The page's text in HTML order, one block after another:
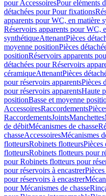
pour AccessoiresPour eléments
détachées pour Pour fixations
apparents pour WC, en matière
Réservoirs apparents pour WC,
synthétiqueAttenantPièces
moyenne positionPièces
positionRéservoirs apparents
détachées pour Réservoirs
céramiqueAttenantPièces
pour réservoirs apparentsPièces
pour réservoirs apparentsHaute
positionBasse et moyenne
AccessoiresRaccordements
RaccordementsJointsManchettes
de débitMécanismes de chasse
chasseAccessoiresMécanismes
flotteursRobinets flotteursPièces
flotteursRobinets flotteurs pour
pour Robinets flotteurs pour
pour réservoirs à encastrer
pour réservoirs à encastrer
pour Mécanismes de chasse